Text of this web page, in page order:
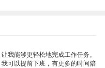
我能够更轻松地完成工作任务。
可以提前下班，有更多的时间陪